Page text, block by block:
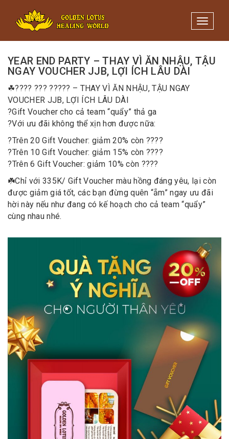
Toggle
03/12/2020 /
YEAR END PARTY – THAY VÌ ĂN NHẬU, TẬU
NGAY VOUCHER JJB, LỢI ÍCH LÂU DÀI
☘???? ??? ????? – THAY VÌ ĂN NHẬU, TẬU NGAY
VOUCHER JJB, LỢI ÍCH LÂU DÀI
?Gift Voucher cho cả team “quẩy” thả ga
?Với ưu đãi không thể xịn hơn được nữa:
?Trên 20 Gift Voucher: giảm 20% còn ????
?Trên 10 Gift Voucher: giảm 15% còn ????
?Trên 6 Gift Voucher: giảm 10% còn ????
☘️Chỉ với 335K/ Gift Voucher màu hồng đáng yêu, lại còn
được giảm giá tốt, các bạn đừng quên “ẵm” ngay ưu đãi
hời này nếu như đang có kế hoạch cho cả team “quẩy”
cùng nhau nhé.
Minigame Tiktok cùng Golden
Lotus nhận thưởng đến 9tr đồng.
Xem thể lệ!